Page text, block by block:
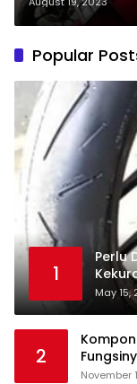
Popular
1
Perlu
May 15,
2
November